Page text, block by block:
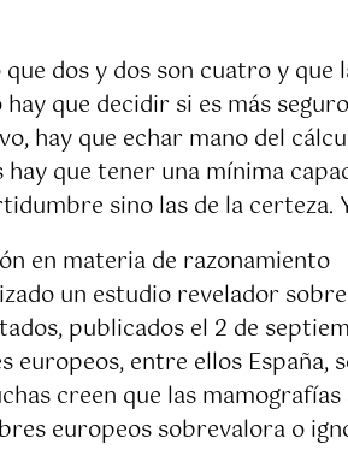
dos y dos son cuatro y que
que decidir si es más
hay que echar mano del
que tener una mínima
sino las de la certeza.
en materia de razonamiento
un estudio revelador
publicados el 2 de
europeos, entre ellos España,
creen que las mamografías
europeos sobrevalora o